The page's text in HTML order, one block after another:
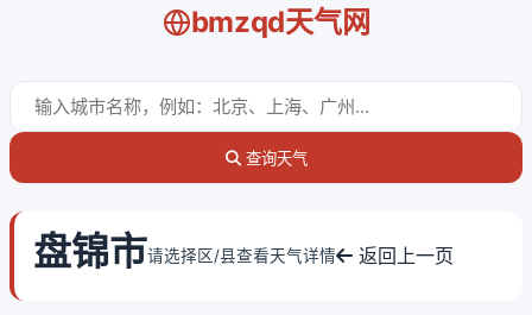
bmzqd天气网
查询天气
盘锦市请选择区/县查看天气详情 返回上一页